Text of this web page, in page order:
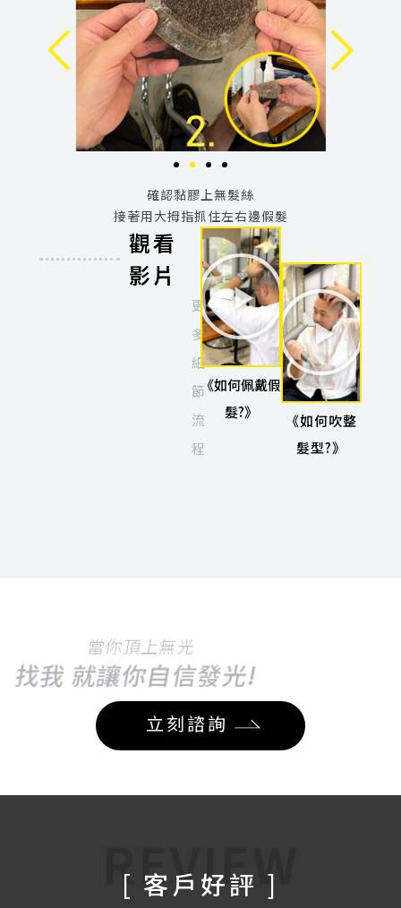
確認黏膠上無髮絲
接著用大拇指抓住左右邊假髮
觀看
影片
更
多
細
節
流
程
《如何佩戴假
髮?》
《如何吹整
髮型?》
當你頂上無光
找我 就讓你自信發光!
立刻諮詢
REVIEW
[ 客戶好評 ]